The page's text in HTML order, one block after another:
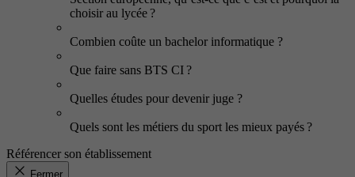
choisir au lycée ?
Combien coûte un bachelor informatique ?
Que faire sans BTS CI ?
Quelles études pour devenir juge ?
Quels sont les métiers du sport les mieux payés ?
Référencer son établissement
Fermer